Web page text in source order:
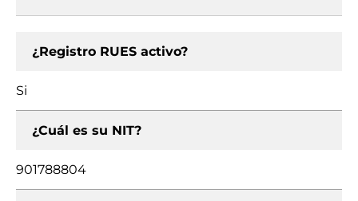
¿Registro RUES activo?
Si
¿Cuál es su NIT?
901788804